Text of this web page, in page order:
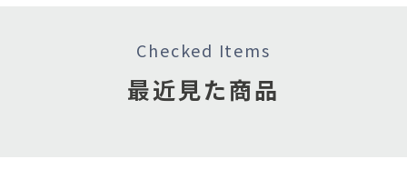
Checked Items
最近見た商品